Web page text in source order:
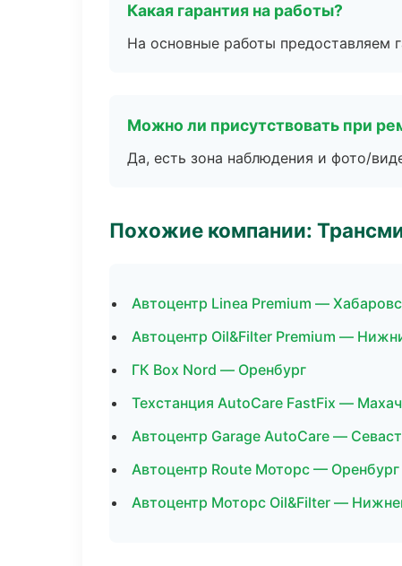
Какая гарантия на работы?
На основные работы предоставляем
Можно ли присутствовать при
Да, есть зона наблюдения и фото/
Похожие компании:
Автоцентр Linea Premium —
Автоцентр Oil&Filter Premium —
ГК Box Nord — Оренбург
Техстанция AutoCare FastFix —
Автоцентр Garage AutoCare —
Автоцентр Route Моторс — Оренбург
Автоцентр Моторс Oil&Filter —